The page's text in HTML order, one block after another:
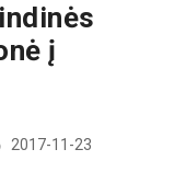
į
2017-11-23